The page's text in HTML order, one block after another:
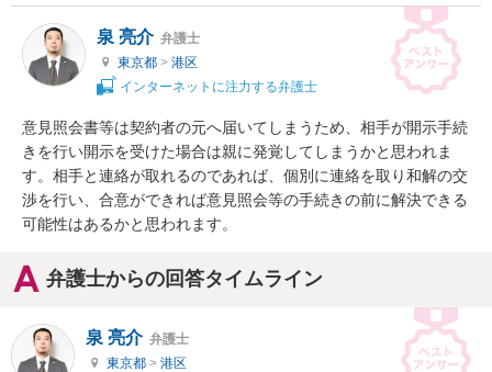
泉 亮介 弁護士
東京都 > 港区
インターネットに注力する弁護士
意見照会書等は契約者の元へ届いてしまうため、相手が開示手続
きを行い開示を受けた場合は親に発覚してしまうかと思われま
す。相手と連絡が取れるのであれば、個別に連絡を取り和解の交
渉を行い、合意ができれば意見照会等の手続きの前に解決できる
可能性はあるかと思われます。
弁護士からの回答タイムライン
泉 亮介 弁護士
東京都 > 港区